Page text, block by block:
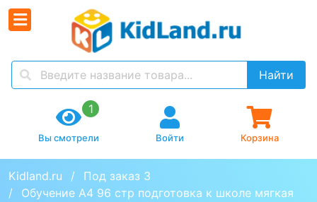
Найти
1
Вы смотрели Войти Корзина
Kidland.ru
Под заказ 3
Обучение А4 96 стр подготовка к школе мягкая